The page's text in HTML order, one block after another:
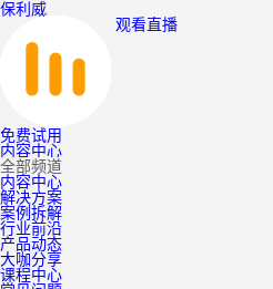
保利威
观看直播
免费试用
内容中心
全部频道
内容中心
解决方案
案例拆解
行业前沿
产品动态
大咖分享
课程中心